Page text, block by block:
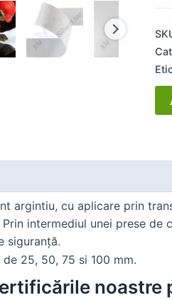
argintiu, cu aplicare prin
intermediul unei prese
siguranță.
25, 50, 75 si 100 mm.
noastre